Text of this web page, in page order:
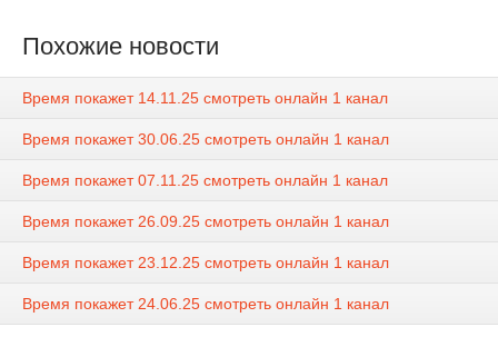
Похожие новости
Время покажет 14.11.25 смотреть онлайн 1 канал
Время покажет 30.06.25 смотреть онлайн 1 канал
Время покажет 07.11.25 смотреть онлайн 1 канал
Время покажет 26.09.25 смотреть онлайн 1 канал
Время покажет 23.12.25 смотреть онлайн 1 канал
Время покажет 24.06.25 смотреть онлайн 1 канал